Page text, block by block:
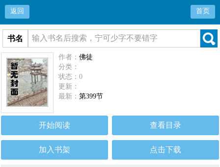
返回 首页
书名
作者：佛徒
分类：
状态：0
更新：
最新：第399节
开始阅读 查看目录
加入书架 点击下载